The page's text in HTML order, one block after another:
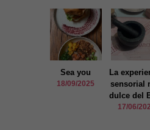
Sea you
18/09/2025
La
sensorial
dulce del
17/06/